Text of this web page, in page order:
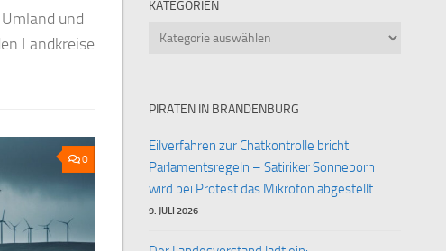
Kreisstadt
um eine
verbessern. Glatte 5.700 Stimmen erhielten die
0
KATEGORIEN
Kategorien
PIRATEN IN BRANDENBURG
Eilverfahren zur Chatkontrolle bricht
Parlamentsregeln – Satiriker Sonneborn
wird bei Protest das Mikrofon abgestellt
9. JULI 2026